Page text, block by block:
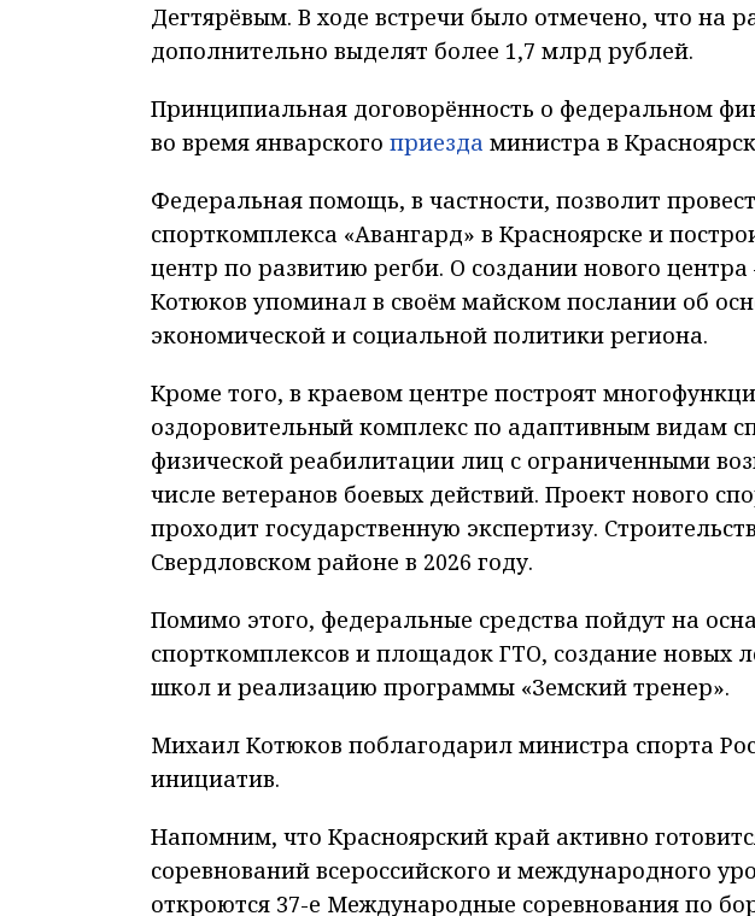
Дегтярёвым. В ходе встречи было отмечено, что на
дополнительно выделят более 1,7 млрд рублей.
Прин­ци­пиа­льная договорённость о федеральном
во время январского приезда минист­ра в
Федеральная помощь, в частности, позволит
спорткомплекса «Авангард» в Красноярске и
центр по развитию регби. О создании нового
Котюков упоминал в своём майском послании об
экономической и социальной политики региона.
Кроме того, в краевом центре построят
оздоровительный комплекс по адаптивным видам
физиче­ской реабилитации лиц с ограниченными
числе ветеранов боевых действий. Проект нового
проходит государст­венную экспертизу.
Свердловском районе в 2026 году.
Помимо этого, федеральные средства пойдут на
спорткомплексов и площадок ГТО, созда­ние новых
школ и реализацию программы «Земский тренер».
Михаил Котюков поблагодарил министра спорта
инициатив.
Напомним, что Красноярский край активно
соревнований всероссийского и между­на­родного
откроются 37-е Международные соревнования по